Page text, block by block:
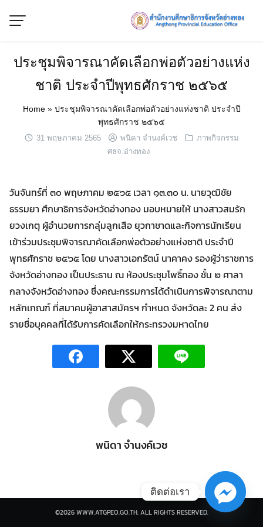
ประชุมพิจารณาคัดเลือกพ่อตัวอย่างแห่ง
ชาติ ประจำปีพุทธศักราช ๒๕๖๕
Home» ประชุมพิจารณาคัดเลือกพ่อตัวอย่างแห่งชาติ ประจำปี
พุทธศักราช ๒๕๖๕
31 พฤษภาคม 2565 พนิดา จำนงค์เวช
ภาพกิจกรรม
ศธจ.อ่างทอง
วันจันทร์ที่ ๓๐ พฤษภาคม ๒๕๖๕ เวลา ๑๓.๓๐ น. นายวุฒิชัย
ธรรมยา ศึกษาธิการจังหวัดอ่างทอง มอบหมายให้ นางสาวสมรัก
ยวงเกตุ ผู้อำนวยการกลุ่มลูกเสือ ยุวกาชาดและกิจการนักเรียน
เข้าร่วมประชุมพิจารณาคัดเลือกพ่อตัวอย่างแห่งชาติ ประจำปี
พุทธศักราช ๒๕๖๕ โดย นางสาวเอกรัตน์ นาคาคง รองผู้ว่าราชการ
จังหวัดอ่างทอง เป็นประธาน ณ ห้องประชุมโพธิ์ทอง ชั้น ๒ ศาลา
กลางจังหวัดอ่างทอง ซึ่งคณะกรรมการได้ดำเนินการพิจารณาตาม
หลักเกณฑ์ ที่สมาคมผู้อาสาสมัครฯ กำหนด จังหวัดละ 2 คน ส่ง
รายชื่อบุคคลที่ได้รับการคัดเลือกให้กระทรวงมหาดไทย
พนิดา จำนงค์เวช
©2026 WWW.ATGPEO.GO.TH. ALL RIGHTS RESERVED.
ติดต่อเรา